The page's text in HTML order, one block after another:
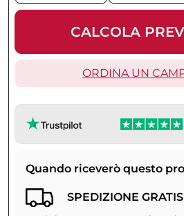
CALCOLA
ORDINA UN
Quando riceverò questo
SPEDIZIONE GRATIS